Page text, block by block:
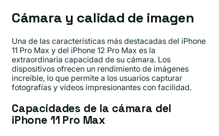
Cámara y calidad de imagen
Una de las características más destacadas del iPhone
11 Pro Max y del iPhone 12 Pro Max es la
extraordinaria capacidad de su cámara. Los
dispositivos ofrecen un rendimiento de imágenes
increíble, lo que permite a los usuarios capturar
fotografías y vídeos impresionantes con facilidad.
Capacidades de la cámara del
iPhone 11 Pro Max